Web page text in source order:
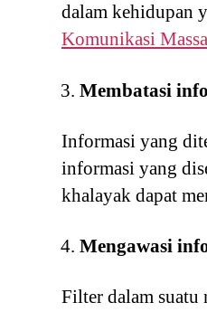
dalam kehidupan
Komunikasi Massa
Membatasi
Informasi yang
informasi yang
khalayak dapat
Mengawasi
Filter dalam suatu